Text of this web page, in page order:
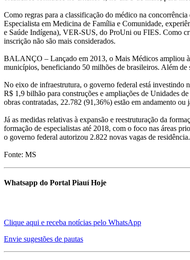
Como regras para a classificação do médico na
Especialista em Medicina de Família e Comunidade,
e Saúde Indígena), VER-SUS, do ProUni ou FIES. Como
inscrição não são mais considerados.
BALANÇO – Lançado em 2013, o Mais Médicos ampliou à
municípios, beneficiando 50 milhões de brasileiros. Além
No eixo de infraestrutura, o governo federal está investindo
R$ 1,9 bilhão para construções e ampliações de Unidades
obras contratadas, 22.782 (91,36%) estão em andamento
Já as medidas relativas à expansão e reestruturação da
formação de especialistas até 2018, com o foco nas áreas
o governo federal autorizou 2.822 novas vagas de
Fonte: MS
Whatsapp do Portal Piauí Hoje
Clique aqui e receba notícias pelo WhatsApp
Envie sugestões de pautas